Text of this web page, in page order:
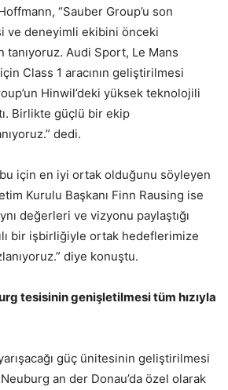
“Sauber Group’u son
ve deneyimli ekibini önceki
Audi Sport, Le Mans
Class 1 aracının geliştirilmesi
Hinwil’deki yüksek teknolojili
Birlikte güçlü bir ekip
dedi.
için en iyi ortak olduğunu söyleyen
Kurulu Başkanı Finn Rausing ise
değerleri ve vizyonu paylaştığı
bir işbirliğiyle ortak hedeflerimize
diye konuştu.
tesisinin genişletilmesi tüm hızıyla
güç ünitesinin geliştirilmesi
Neuburg an der Donau’da özel olarak